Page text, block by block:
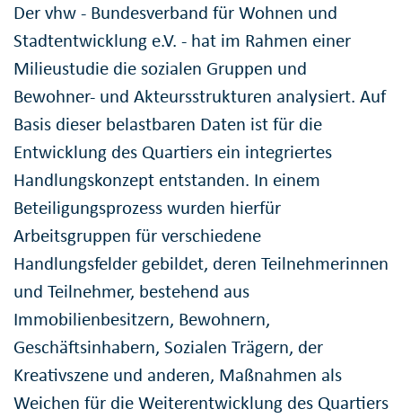
Der vhw - Bundesverband für Wohnen und
Stadtentwicklung e.V. - hat im Rahmen einer
Milieustudie die sozialen Gruppen und
Bewohner- und Akteursstrukturen analysiert. Auf
Basis dieser belastbaren Daten ist für die
Entwicklung des Quartiers ein integriertes
Handlungskonzept entstanden. In einem
Beteiligungsprozess wurden hierfür
Arbeitsgruppen für verschiedene
Handlungsfelder gebildet, deren Teilnehmerinnen
und Teilnehmer, bestehend aus
Immobilienbesitzern, Bewohnern,
Geschäftsinhabern, Sozialen Trägern, der
Kreativszene und anderen, Maßnahmen als
Weichen für die Weiterentwicklung des Quartiers